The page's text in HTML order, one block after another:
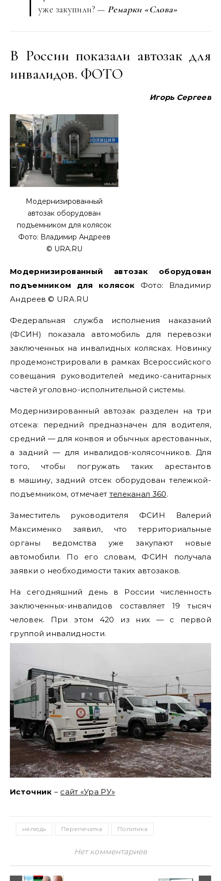
уже закупили? — Ремарки «Слова»
В России показали автозак для
инвалидов. ФОТО
Игорь Сергеев
Модернизированный
автозак оборудован
подъемником для колясок
Фото: Владимир Андреев
© URA.RU
Модернизированный автозак оборудован
подъемником для колясок Фото: Владимир
Андреев © URA.RU
Федеральная служба исполнения наказаний
(ФСИН) показала автомобиль для перевозки
заключенных на инвалидных колясках. Новинку
продемонстрировали в рамках Всероссийского
совещания руководителей медико-санитарных
частей уголовно-исполнительной системы.
Модернизированный автозак разделен на три
отсека: передний предназначен для водителя,
средний — для конвоя и обычных арестованных,
а задний — для инвалидов-колясочников. Для
того, чтобы погружать таких арестантов
в машину, задний отсек оборудован тележкой-
подъемником, отмечаеттелеканал 360.
Заместитель руководителя ФСИН Валерий
Максименко заявил, что территориальные
органы ведомства уже закупают новые
автомобили. По его словам, ФСИН получала
заявки о необходимости таких автозаков.
На сегодняшний день в России численность
заключенных-инвалидов составляет 19 тысяч
человек. При этом 420 из них — с первой
группой инвалидности.
Источник – сайт «Ура РУ»
нелюдь Перепечатка Политика
Нет комментариев